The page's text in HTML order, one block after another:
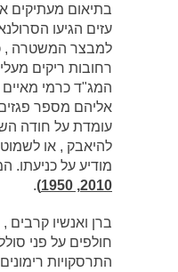
בתיאום מעתיקים
עזים הגיעו
למבצר המשטרה ,
רחובות ריקים
המג"ד כרמי
אליהם מספר
עומדת על חודה
להיאבק , או
מודיע על כניעתו.
2010, 1950)
.
ברן ואנשיו קרבים
חולפים על פני
התרסקויות